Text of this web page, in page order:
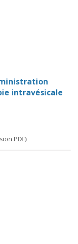
intravésicale
PDF)